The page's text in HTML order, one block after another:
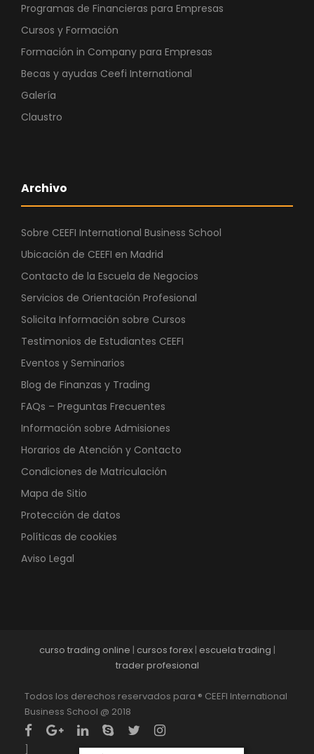
Programas de Financieras para Empresas
Cursos y Formación
Formación in Company para Empresas
Becas y ayudas Ceefi International
Galería
Claustro
Archivo
Sobre CEEFI International Business School
Ubicación de CEEFI en Madrid
Contacto de la Escuela de Negocios
Servicios de Orientación Profesional
Solicita Información sobre Cursos
Testimonios de Estudiantes CEEFI
Eventos y Seminarios
Blog de Finanzas y Trading
FAQs – Preguntas Frecuentes
Información sobre Admisiones
Horarios de Atención y Contacto
Condiciones de Matriculación
Mapa de Sitio
Protección de datos
Políticas de cookies
Aviso Legal
curso trading online | cursos forex| escuela trading |
trader profesional
Todos los derechos reservados para ® CEEFI International
Business School @ 2018
]